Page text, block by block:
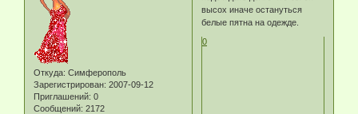
Откуда: Симферополь
Зарегистрирован: 2007-09-12
Приглашений: 0
Сообщений: 2172
высох иначе остануться
белые пятна на одежде.
0